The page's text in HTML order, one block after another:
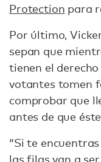
Protection para
Por último,
sepan que
tienen el
votantes tomen
comprobar que
antes de que
“Si te
las filas van a